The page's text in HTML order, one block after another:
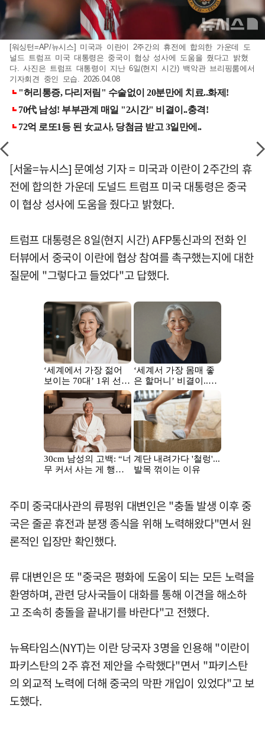
[워싱턴=AP/뉴시스] 미국과 이란이 2주간의 휴전에 합의한 가운데 도
널드 트럼프 미국 대통령은 중국이 협상 성사에 도움을 줬다고 밝혔
다. 사진은 트럼프 대통령이 지난 6일(현지 시간) 백악관 브리핑룸에서
기자회견 중인 모습. 2026.04.08
[서울=뉴시스] 문예성 기자 = 미국과 이란이 2주간의 휴
전에 합의한 가운데 도널드 트럼프 미국 대통령은 중국
이 협상 성사에 도움을 줬다고 밝혔다.
트럼프 대통령은 8일(현지 시간) AFP통신과의 전화 인
터뷰에서 중국이 이란에 협상 참여를 촉구했는지에 대한
질문에 "그렇다고 들었다"고 답했다.
주미 중국대사관의 류펑위 대변인은 "충돌 발생 이후 중
국은 줄곧 휴전과 분쟁 종식을 위해 노력해왔다"면서 원
론적인 입장만 확인했다.
류 대변인은 또 "중국은 평화에 도움이 되는 모든 노력을
환영하며, 관련 당사국들이 대화를 통해 이견을 해소하
고 조속히 충돌을 끝내기를 바란다"고 전했다.
뉴욕타임스(NYT)는 이란 당국자 3명을 인용해 "이란이
파키스탄의 2주 휴전 제안을 수락했다"면서 "파키스탄
의 외교적 노력에 더해 중국의 막판 개입이 있었다"고 보
도했다.